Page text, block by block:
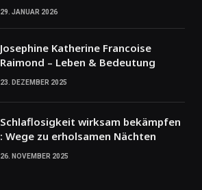
29. JANUAR 2026
Josephine Katherine Francoise
Raimond – Leben & Bedeutung
23. DEZEMBER 2025
Schlaflosigkeit wirksam bekämpfen
: Wege zu erholsamen Nächten
26. NOVEMBER 2025